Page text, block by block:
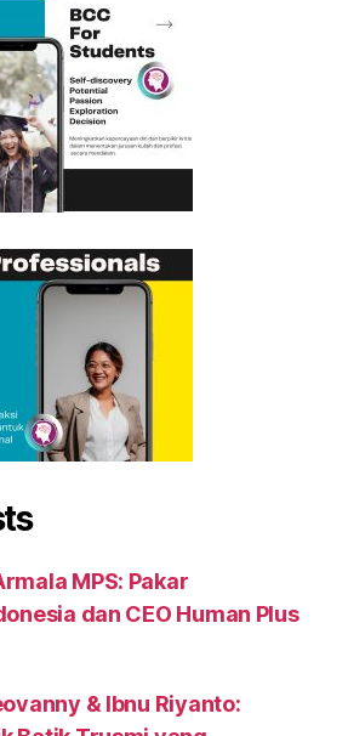
MPS: Pakar
dan CEO Human Plus
& Ibnu Riyanto: